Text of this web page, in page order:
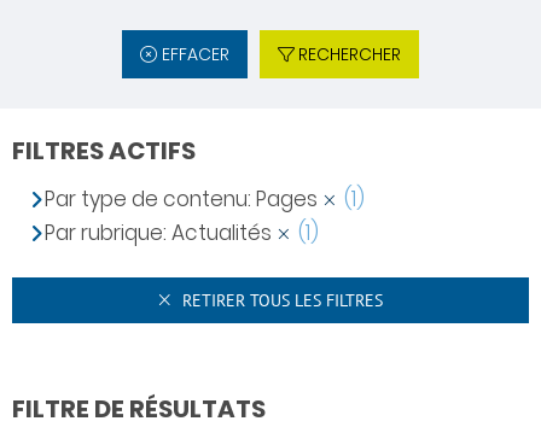
EFFACER RECHERCHER
FILTRES ACTIFS
Par type de contenu: Pages
(1)
Par rubrique: Actualités
(1)
RETIRER TOUS LES FILTRES
FILTRE DE RÉSULTATS